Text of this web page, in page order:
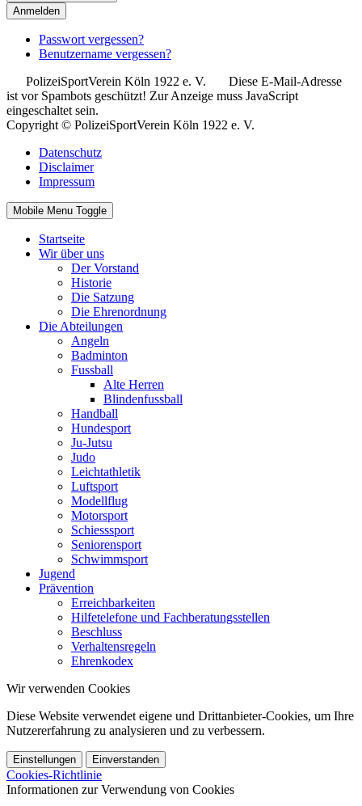
Anmelden
Passwort vergessen?
Benutzername vergessen?
PolizeiSportVerein Köln 1922 e. V.
Diese E-Mail-Adresse
ist vor Spambots geschützt! Zur Anzeige muss JavaScript
eingeschaltet sein.
Copyright © PolizeiSportVerein Köln 1922 e. V.
Datenschutz
Disclaimer
Impressum
Mobile Menu Toggle
Startseite
Wir über uns
Der Vorstand
Historie
Die Satzung
Die Ehrenordnung
Die Abteilungen
Angeln
Badminton
Fussball
Alte Herren
Blindenfussball
Handball
Hundesport
Ju-Jutsu
Judo
Leichtathletik
Luftsport
Modellflug
Motorsport
Schiesssport
Seniorensport
Schwimmsport
Jugend
Prävention
Erreichbarkeiten
Hilfetelefone und Fachberatungsstellen
Beschluss
Verhaltensregeln
Ehrenkodex
Wir verwenden Cookies
Diese Website verwendet eigene und Drittanbieter-Cookies, um Ihre
Nutzererfahrung zu analysieren und zu verbessern.
Einstellungen Einverstanden
Cookies-Richtlinie
Informationen zur Verwendung von Cookies